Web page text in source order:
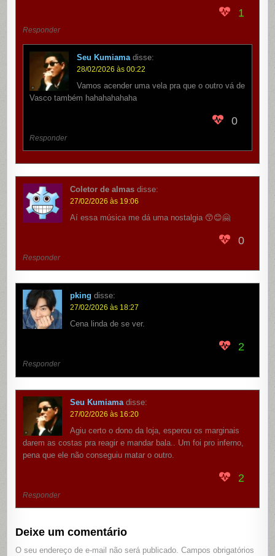
1
Responder
Seu Kumiama disse:
28/02/2026 às 00:22
Vamos acender uma vela pra que o outro vá de
Vasco também hahahahahaha
0
Responder
Coletor de almas disse:
27/02/2026 às 19:06
Aí essa música me dá uma nostalgia 😙😊🤗
0
Responder
pking disse:
27/02/2026 às 18:27
Cena linda de se ver.
2
Responder
Seu Kumiama disse:
27/02/2026 às 16:20
Agiu certo o dono da loja, esperou os marginais
darem as costas pra reagir e mandar bala.. Um foi pro inferno,
pena que ele não conseguiu matar o outro.
2
Responder
Deixe um comentário
O seu endereço de e-mail não será publicado. Campos obrigatórios